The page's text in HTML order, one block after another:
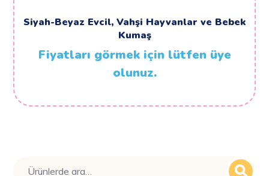
Siyah-Beyaz Evcil, Vahşi Hayvanlar ve Bebek
Kumaş
Fiyatları görmek için lütfen üye
olunuz.
Ara: